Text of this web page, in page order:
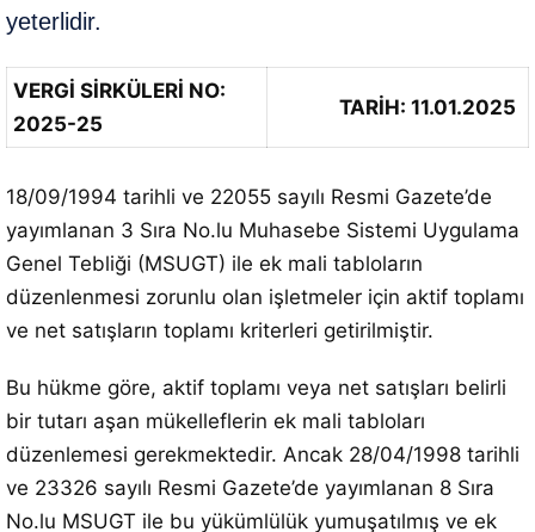
yeterlidir.
VERGİ SİRKÜLERİ NO:
2025-25
TARİH: 11.01.2025
18/09/1994 tarihli ve 22055 sayılı Resmi Gazete’de
yayımlanan 3 Sıra No.lu Muhasebe Sistemi Uygulama
Genel Tebliği (MSUGT) ile ek mali tabloların
düzenlenmesi zorunlu olan işletmeler için aktif toplamı
ve net satışların toplamı kriterleri getirilmiştir.
Bu hükme göre, aktif toplamı veya net satışları belirli
bir tutarı aşan mükelleflerin ek mali tabloları
düzenlemesi gerekmektedir. Ancak 28/04/1998 tarihli
ve 23326 sayılı Resmi Gazete’de yayımlanan 8 Sıra
No.lu MSUGT ile bu yükümlülük yumuşatılmış ve ek